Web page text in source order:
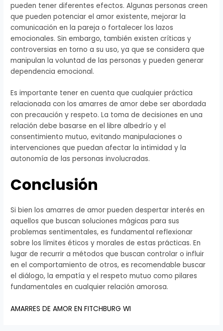
pueden tener diferentes efectos. Algunas personas creen
que pueden potenciar el amor existente, mejorar la
comunicación en la pareja o fortalecer los lazos
emocionales. Sin embargo, también existen críticas y
controversias en torno a su uso, ya que se considera que
manipulan la voluntad de las personas y pueden generar
dependencia emocional.
Es importante tener en cuenta que cualquier práctica
relacionada con los amarres de amor debe ser abordada
con precaución y respeto. La toma de decisiones en una
relación debe basarse en el libre albedrío y el
consentimiento mutuo, evitando manipulaciones o
intervenciones que puedan afectar la intimidad y la
autonomía de las personas involucradas.
Conclusión
Si bien los amarres de amor pueden despertar interés en
aquellos que buscan soluciones mágicas para sus
problemas sentimentales, es fundamental reflexionar
sobre los límites éticos y morales de estas prácticas. En
lugar de recurrir a métodos que buscan controlar o influir
en el comportamiento de otros, es recomendable buscar
el diálogo, la empatía y el respeto mutuo como pilares
fundamentales en cualquier relación amorosa.
AMARRES DE AMOR EN FITCHBURG WI